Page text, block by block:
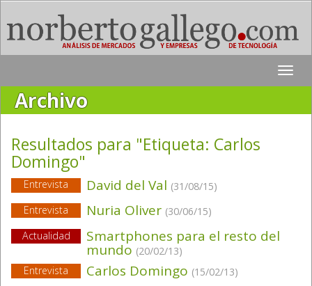
Toggle
Archivo
Resultados para "Etiqueta: Carlos
Domingo"
Entrevista David del Val (31/08/15)
Entrevista
Nuria Oliver (30/06/15)
Actualidad
Smartphones para el resto del
mundo (20/02/13)
Entrevista
Carlos Domingo (15/02/13)